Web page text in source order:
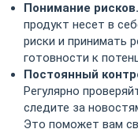
Понимание рисков.
продукт несет в
риски и принимать
готовности к
Постоянный
Регулярно
следите за
Это поможет вам